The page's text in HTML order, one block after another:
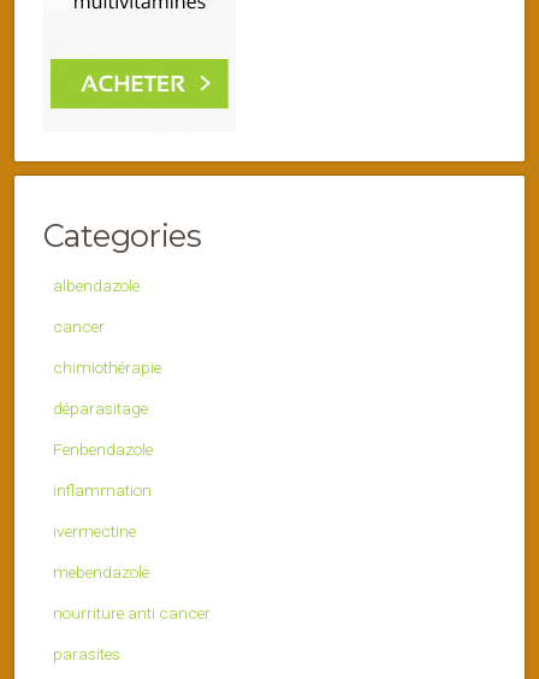
Categories
albendazole
cancer
chimiothérapie
déparasitage
Fenbendazole
inflammation
ivermectine
mebendazole
nourriture anti cancer
parasites